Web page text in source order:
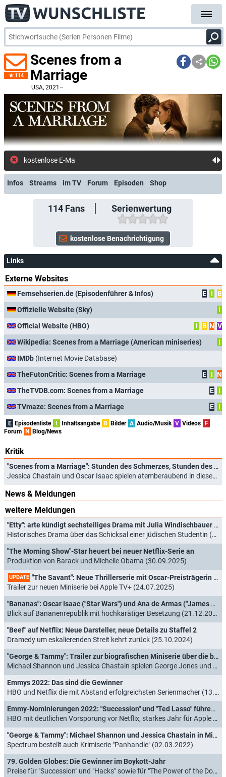
114
Scenes from a
Marriage
USA, 2021–
kostenlose E-Mail-Ben
Infos Streams im TV Forum Episoden Shop
114Fans Serienwertung
Links
Externe Websites
Fernsehserien.de (Episodenführer & Infos) E I
B
Offizielle Website (Sky)
I
Official Website (HBO)
I B N V
Wikipedia: Scenes from a Marriage (American miniseries)
I
IMDb (Internet Movie Database)
TheFutonCritic: Scenes from a Marriage
E I N
TheTVDB.com: Scenes from a Marriage
E
I
TVmaze: Scenes from a Marriage
E I
E Episodenliste I Inhaltsangabe B Bilder A Audio/Musik V Videos F
Forum N Blog/News
Kritik
"Scenes from a Marriage": Stunden des Schmerzes, Stunden des Leids
Jessica Chastain und Oscar Isaac spielen atemberaubend in diesem Update des Ingmar-Bergman-Klassikers (19.09.2021)
News & Meldungen
weitere Meldungen
"Etty": arte kündigt sechsteiliges Drama mit Julia Windischbauer und Sebastian Koch an
Historisches Drama über das Schicksal einer jüdischen Studentin (31.03.2026)
"The Morning Show"-Star heuert bei neuer Netflix-Serie an
Produktion von Barack und Michelle Obama (30.09.2025)
UPDATE "The Savant": Neue Thrillerserie mit Oscar-Preisträgerin Jessica Chastain kurzfristig verschoben
Trailer zur neuen Miniserie bei Apple TV+ (24.07.2025)
"Bananas": Oscar Isaac ("Star Wars") und Ana de Armas ("James Bond 007") in neuer Serie
Blick auf Bananenrepublik mit hochkarätiger Besetzung (21.12.2024)
"Beef" auf Netflix: Neue Darsteller, neue Details zu Staffel 2
Dramedy um eskalierenden Streit kehrt zurück (25.10.2024)
"George & Tammy": Trailer zur biografischen Miniserie über die beiden Countrymusik-Legenden
Michael Shannon und Jessica Chastain spielen George Jones und Tammy Wynette (02.12.2022)
Emmys 2022: Das sind die Gewinner
HBO und Netflix die mit Abstand erfolgreichsten Serienmacher (13.09.2022)
Emmy-Nominierungen 2022: "Succession" und "Ted Lasso" führen das Feld an
HBO mit deutlichen Vorsporung vor Netflix, starkes Jahr für Apple TV+ und Hulu, Disney+ ohne Hit (12.07.2022)
"George & Tammy": Michael Shannon und Jessica Chastain in Miniserie über Countrymusik-Legenden
Spectrum bestellt auch Krimiserie "Panhandle" (02.03.2022)
79. Golden Globes: Die Gewinner im Boykott-Jahr
Preise für "Succession" und "Hacks" sowie für "The Power of the Dog" und "West Side Story" (10.01.2022)